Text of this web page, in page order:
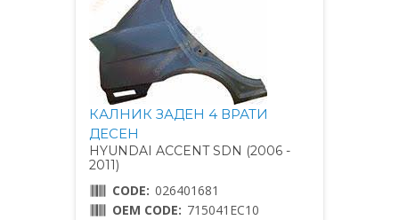
КАЛНИК ЗАДЕН 4 ВРАТИ
ДЕСЕН
HYUNDAI ACCENT SDN (2006 -
2011)
CODE: 026401681
OEM CODE: 715041EC10